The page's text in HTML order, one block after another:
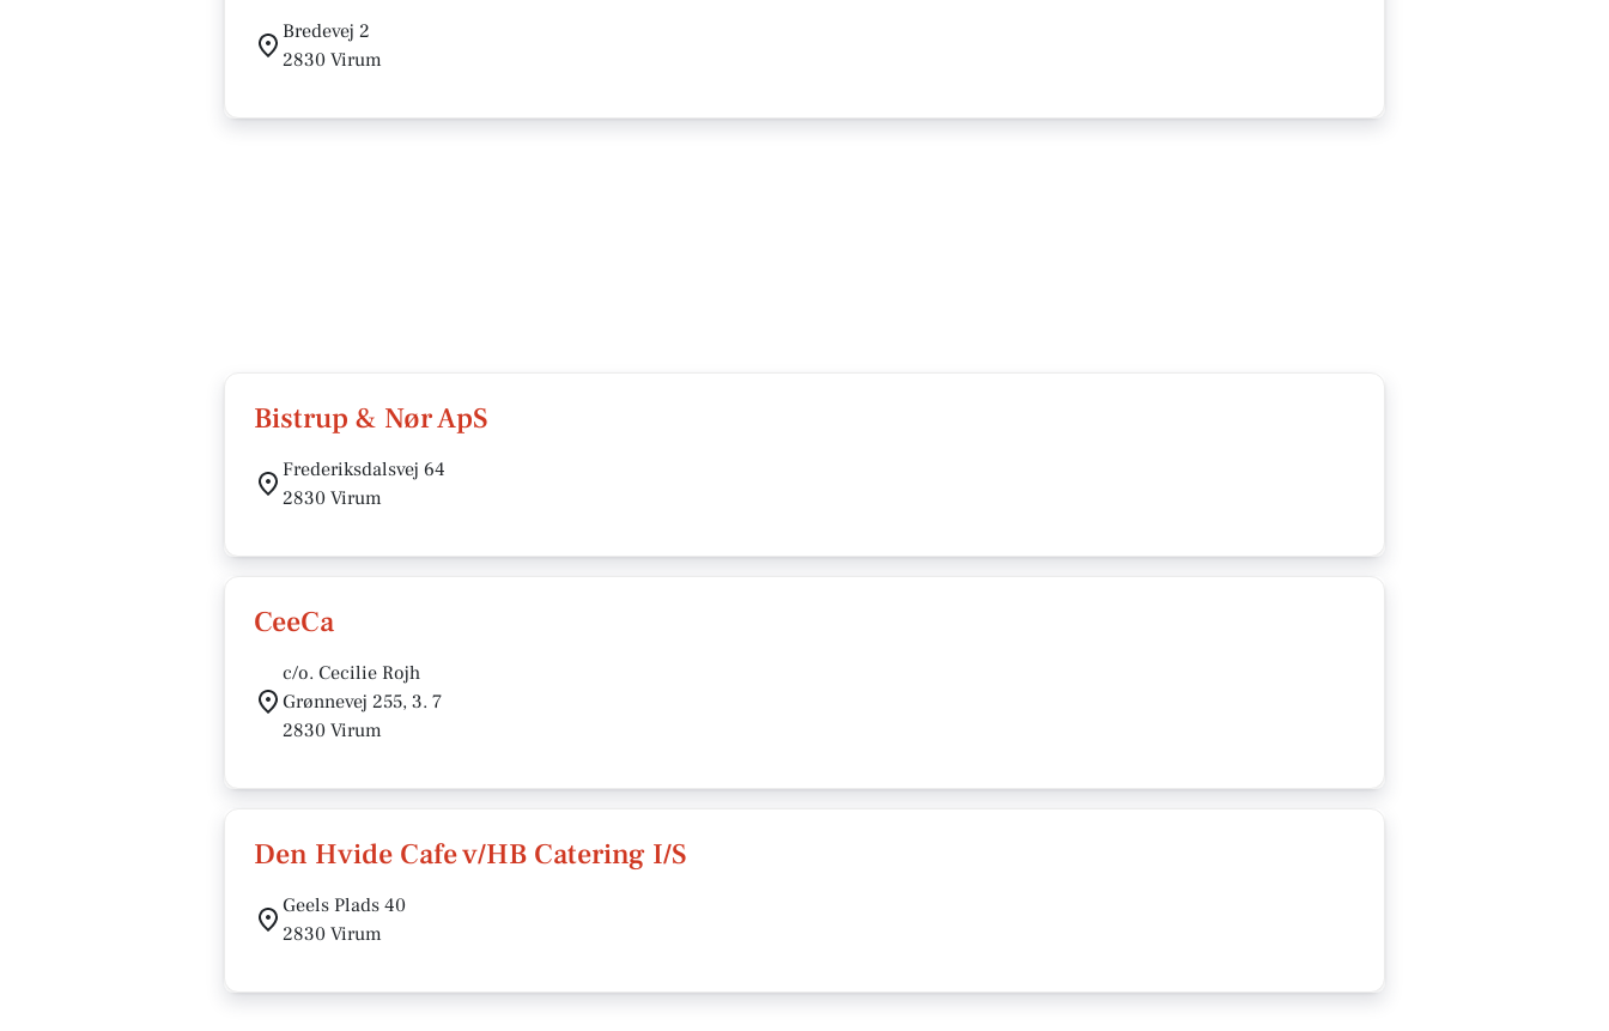
Bredevej 2
2830 Virum
Bistrup & Nør ApS
Frederiksdalsvej 64
2830 Virum
CeeCa
c/o. Cecilie Rojh
Grønnevej 255, 3. 7
2830 Virum
Den Hvide Cafe v/HB Catering I/S
Geels Plads 40
2830 Virum